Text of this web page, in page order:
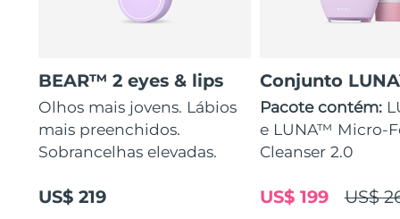
BEAR™ 2 eyes & lips
Olhos mais jovens. Lábios
mais preenchidos.
Sobrancelhas elevadas.
US$ 219
Conjunto
Pacote contém:
e LUNA™ Micro-
Cleanser 2.0
US$
US$ 199